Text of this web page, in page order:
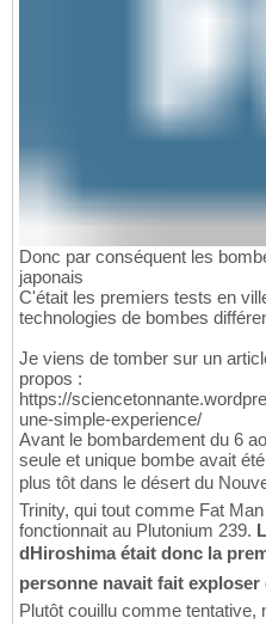
Donc par conséquent les
japonais
C'était les premiers tests en
technologies de bombes
Je viens de tomber sur un
propos :
https://
une-simple-experience/
Avant le bombardement du 6
seule et unique bombe avait
plus tôt dans le désert du
Trinity, qui tout comme Fat
fonctionnait au Plutonium 239.
dHiroshima était donc la
personne navait fait exploser
Plutôt couillu comme